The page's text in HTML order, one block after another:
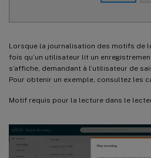
Lorsque la journalisation des motifs de
fois qu’un utilisateur lit un
s’affiche, demandant à l’utilisateur de
Pour obtenir un exemple, consultez les
Motif requis pour la lecture dans le